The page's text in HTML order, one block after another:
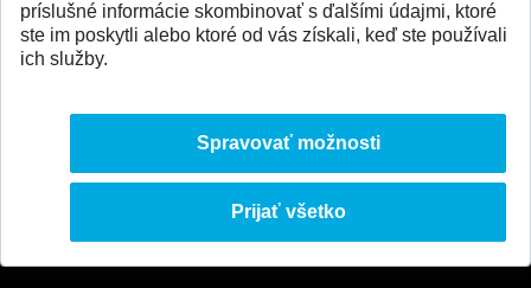
príslušné informácie skombinovať s ďalšími údajmi, ktoré
ste im poskytli alebo ktoré od vás získali, keď ste používali
ich služby.
Spravovať možnosti
Prijať všetko